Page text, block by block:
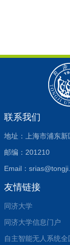
联系我们
地址：上海市浦东
邮编：201210
Email：
友情链接
同济大学
同济大学信息门户
自主智能无人系统全